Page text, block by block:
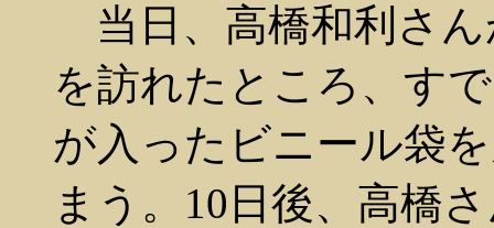
当日、高橋和利さん
を訪れたところ、す
が入ったビニール袋
まう。10日後、高橋